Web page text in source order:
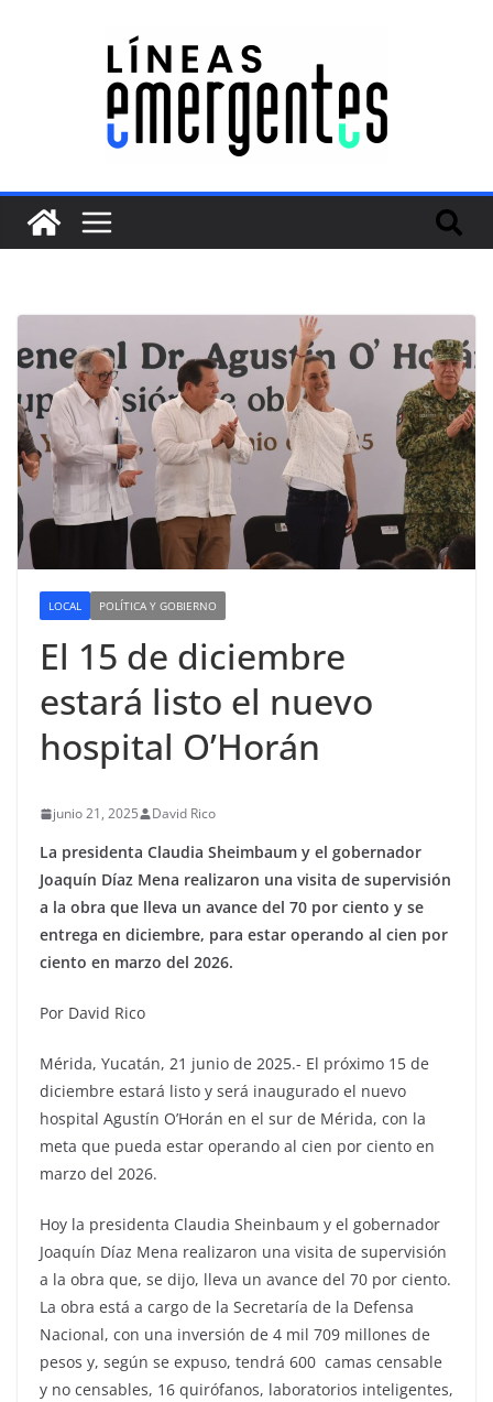
LOCAL POLÍTICA Y GOBIERNO
El 15 de diciembre
estará listo el nuevo
hospital O’Horán
junio 21, 2025 David Rico
La presidenta Claudia Sheimbaum y el gobernador
Joaquín Díaz Mena realizaron una visita de supervisión
a la obra que lleva un avance del 70 por ciento y se
entrega en diciembre, para estar operando al cien por
ciento en marzo del 2026.
Por David Rico
Mérida, Yucatán, 21 junio de 2025.- El próximo 15 de
diciembre estará listo y será inaugurado el nuevo
hospital Agustín O’Horán en el sur de Mérida, con la
meta que pueda estar operando al cien por ciento en
marzo del 2026.
Hoy la presidenta Claudia Sheinbaum y el gobernador
Joaquín Díaz Mena realizaron una visita de supervisión
a la obra que, se dijo, lleva un avance del 70 por ciento.
La obra está a cargo de la Secretaría de la Defensa
Nacional, con una inversión de 4 mil 709 millones de
pesos y, según se expuso, tendrá 600 camas censable
y no censables, 16 quirófanos, laboratorios inteligentes,